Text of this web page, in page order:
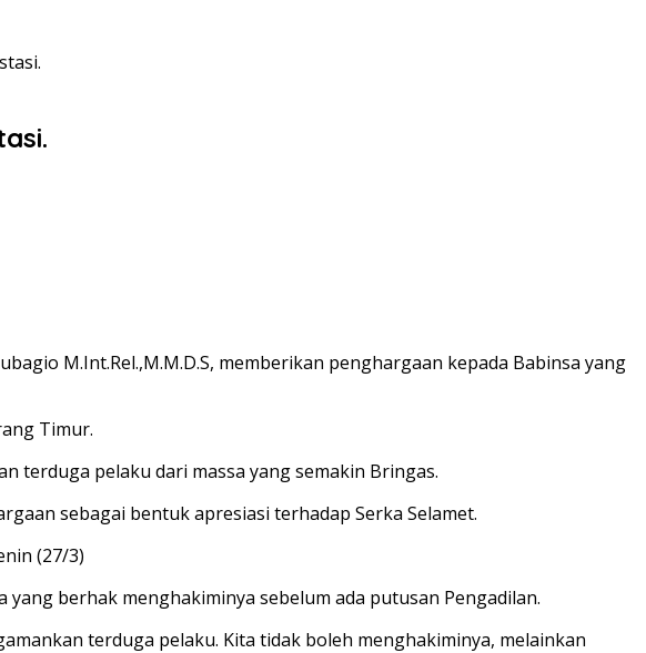
M.Int.Rel.,M.M.D.S, memberikan penghargaan kepada Babinsa yang
Timur.
terduga pelaku dari massa yang semakin Bringas.
sebagai bentuk apresiasi terhadap Serka Selamet.
(27/3)
berhak menghakiminya sebelum ada putusan Pengadilan.
terduga pelaku. Kita tidak boleh menghakiminya, melainkan